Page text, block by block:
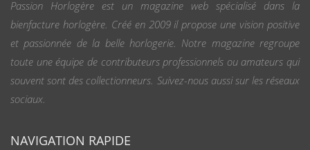
Passion Horlogère est un magazine web spécialisé dans la
bienfacture horlogère. Créé en 2009 il propose une vision positive
et passionnée de la belle horlogerie. Notre magazine regroupe
toute une équipe de contributeurs professionnels ou amateurs qui
souvent sont des collectionneurs. Suivez-nous aussi sur les réseaux
sociaux.
NAVIGATION RAPIDE